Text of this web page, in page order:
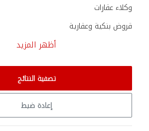
وكلاء عقارات
قروض بنكية وعقارية
أظهر المزيد
تصفية النتائج
إعادة ضبط